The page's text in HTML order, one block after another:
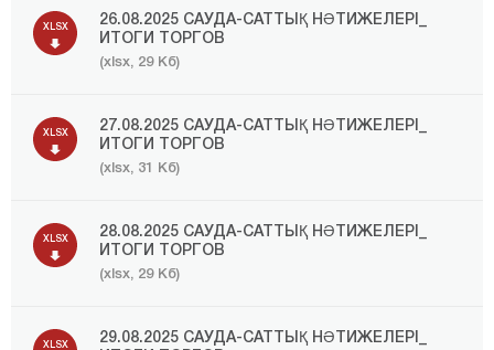
XLSX
26.08.2025 САУДА-САТТЫҚ НӘТИЖЕЛЕРІ_
ИТОГИ ТОРГОВ
(xlsx, 29 Кб)
XLSX
27.08.2025 САУДА-САТТЫҚ НӘТИЖЕЛЕРІ_
ИТОГИ ТОРГОВ
(xlsx, 31 Кб)
XLSX
28.08.2025 САУДА-САТТЫҚ НӘТИЖЕЛЕРІ_
ИТОГИ ТОРГОВ
(xlsx, 29 Кб)
XLSX
29.08.2025 САУДА-САТТЫҚ НӘТИЖЕЛЕРІ_